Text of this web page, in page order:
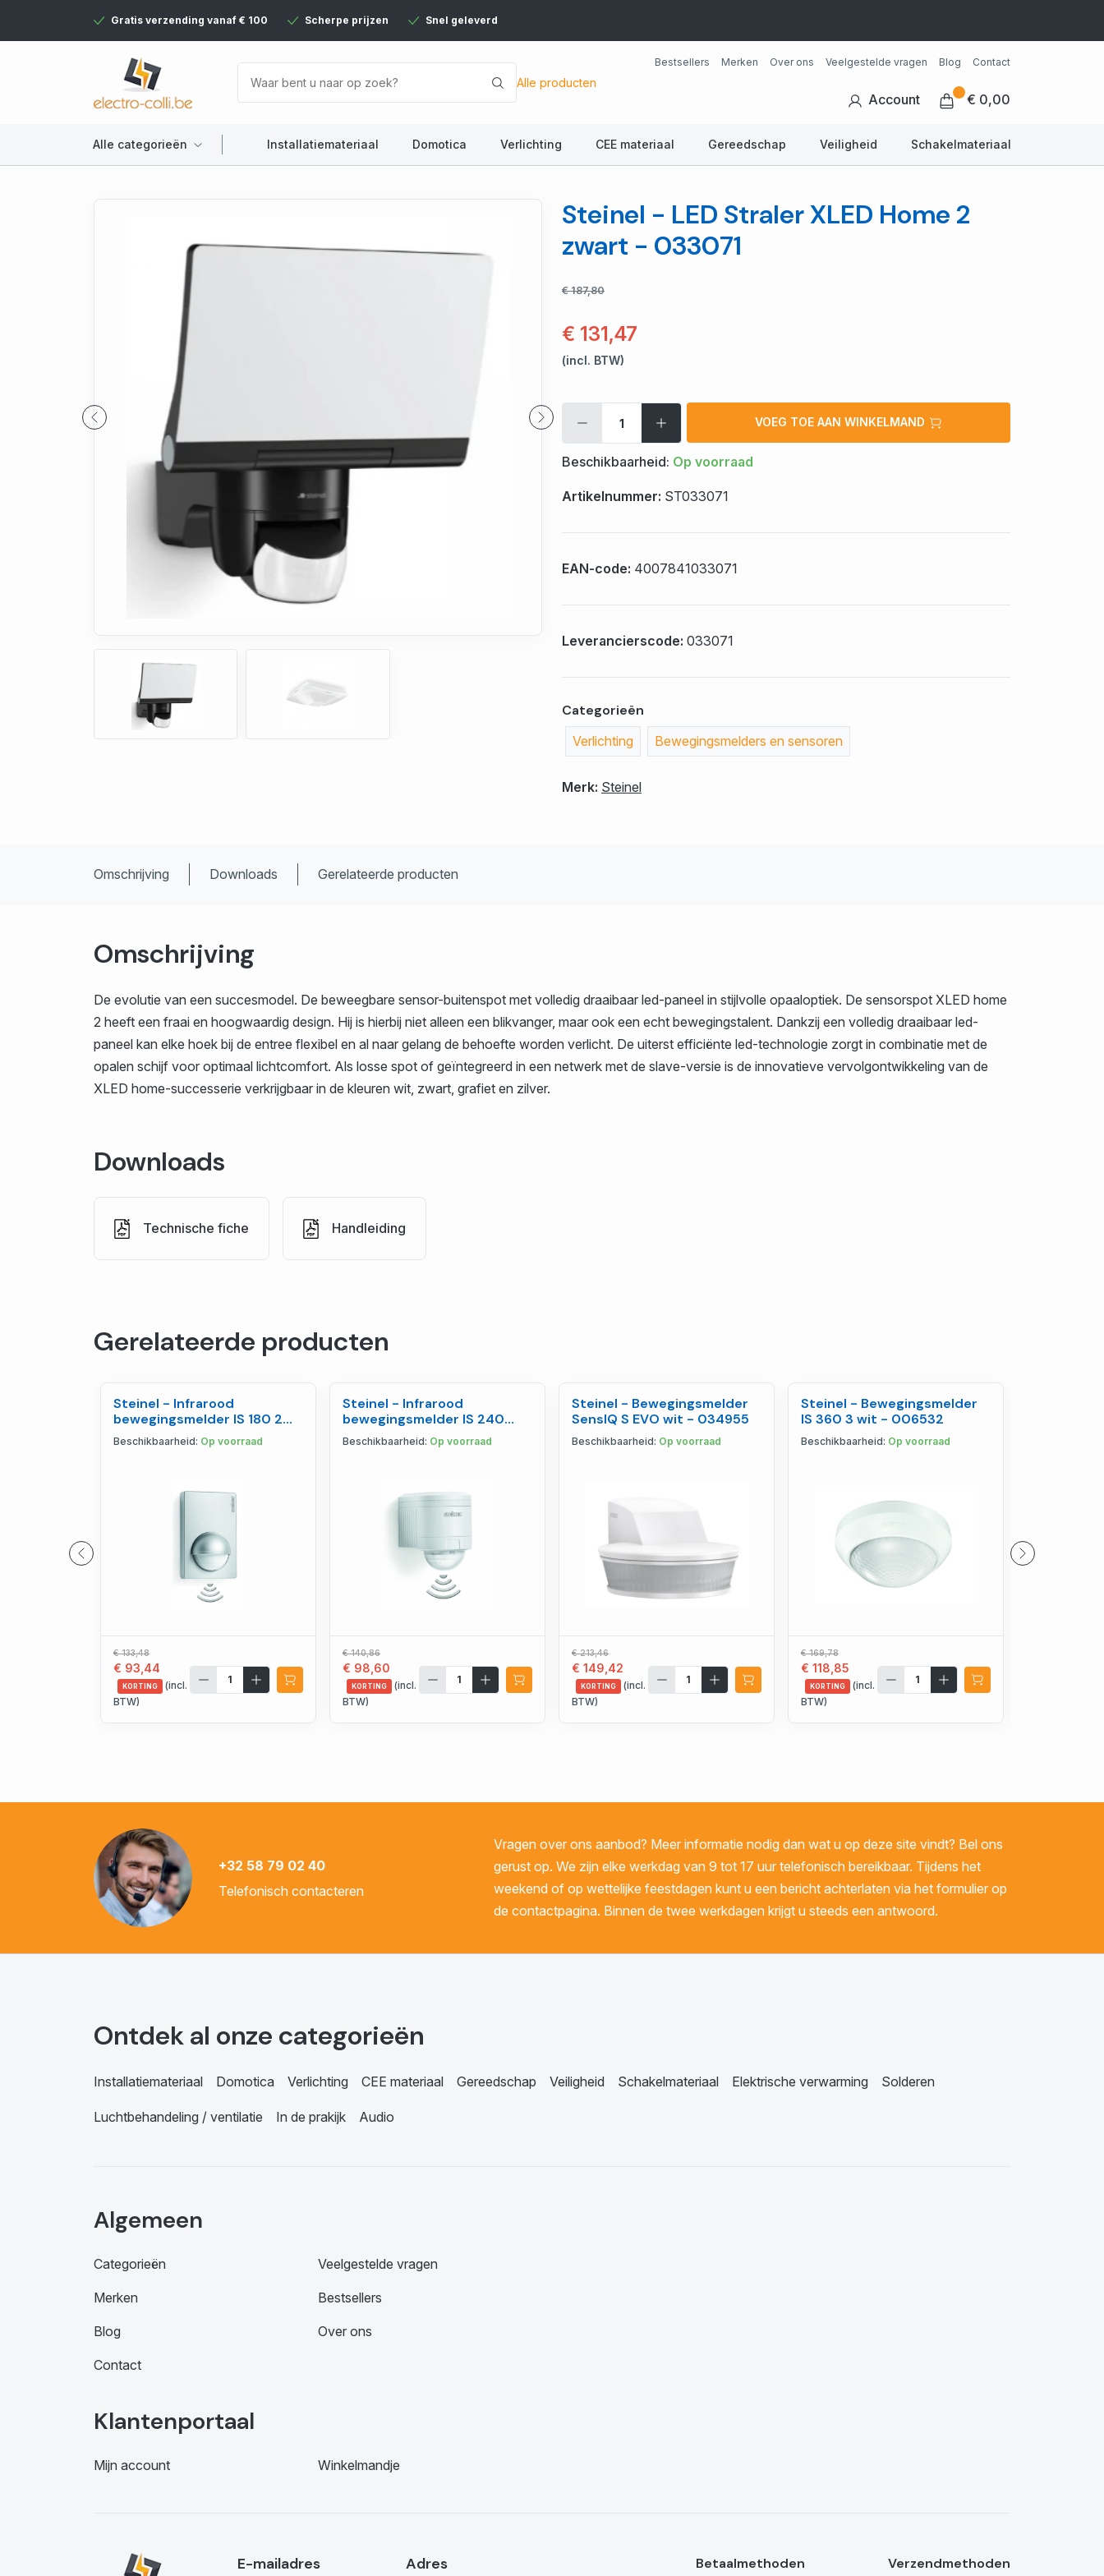
Gratis verzending vanaf € 100 Scherpe prijzen Snel geleverd
Alle producten
Bestsellers Merken Over ons Veelgestelde vragen Blog Contact
Account € 0,00
Alle categorieën Installatiemateriaal Domotica Verlichting CEE materiaal Gereedschap Veiligheid Schakelmateriaal
Steinel - LED Straler XLED Home 2
zwart - 033071
€ 187,80
€ 131,47
(incl. BTW)
VOEG TOE AAN WINKELMAND
Beschikbaarheid: Op voorraad
Artikelnummer: ST033071
EAN-code: 4007841033071
Leverancierscode: 033071
Categorieën
Verlichting Bewegingsmelders en sensoren
Merk: Steinel
Omschrijving Downloads Gerelateerde producten
Omschrijving
De evolutie van een succesmodel. De beweegbare sensor-buitenspot met volledig draaibaar led-paneel in stijlvolle opaaloptiek. De sensorspot XLED home
2 heeft een fraai en hoogwaardig design. Hij is hierbij niet alleen een blikvanger, maar ook een echt bewegingstalent. Dankzij een volledig draaibaar led-
paneel kan elke hoek bij de entree flexibel en al naar gelang de behoefte worden verlicht. De uiterst efficiënte led-technologie zorgt in combinatie met de
opalen schijf voor optimaal lichtcomfort. Als losse spot of geïntegreerd in een netwerk met de slave-versie is de innovatieve vervolgontwikkeling van de
XLED home-successerie verkrijgbaar in de kleuren wit, zwart, grafiet en zilver.
Downloads
Technische fiche Handleiding
Gerelateerde producten
Steinel - Infrarood
bewegingsmelder IS 180 2
zilver - 603618
Beschikbaarheid: Op voorraad
€ 133,48
€ 93,44
KORTING
(incl.
BTW)
Steinel - Infrarood
bewegingsmelder IS 240
DUO wit - 602819
Beschikbaarheid: Op voorraad
€ 140,86
€ 98,60
KORTING
(incl.
BTW)
Steinel - Bewegingsmelder
SensIQ S EVO wit - 034955
Beschikbaarheid: Op voorraad
€ 213,46
€ 149,42
KORTING
(incl.
BTW)
Steinel - Bewegingsmelder
IS 360 3 wit - 006532
Beschikbaarheid: Op voorraad
€ 169,78
€ 118,85
KORTING
(incl.
BTW)
+32 58 79 02 40
Telefonisch contacteren
Vragen over ons aanbod? Meer informatie nodig dan wat u op deze site vindt? Bel ons
gerust op. We zijn elke werkdag van 9 tot 17 uur telefonisch bereikbaar. Tijdens het
weekend of op wettelijke feestdagen kunt u een bericht achterlaten via het formulier op
de contactpagina. Binnen de twee werkdagen krijgt u steeds een antwoord.
Ontdek al onze categorieën
Installatiemateriaal Domotica Verlichting CEE materiaal Gereedschap Veiligheid Schakelmateriaal Elektrische verwarming Solderen
Luchtbehandeling / ventilatie In de prakijk Audio
Algemeen
Categorieën Veelgestelde vragen
Merken Bestsellers
Blog Over ons
Contact
Klantenportaal
Mijn account Winkelmandje
E-mailadres Adres Betaalmethoden Verzendmethoden